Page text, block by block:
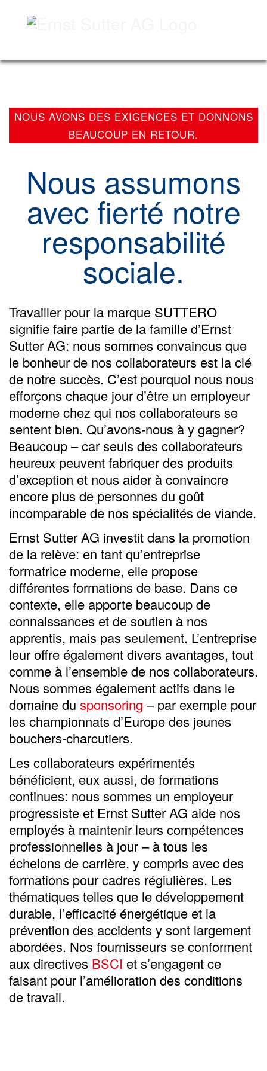
Skip
(Press
Skip
content
NOUS AVONS DES EXIGENCES ET DONNONS
BEAUCOUP EN RETOUR.
Nous assumons
avec fierté notre
responsabilité
sociale.
Travailler pour la marque SUTTERO
signifie faire partie de la famille d’Ernst
Sutter AG: nous sommes convaincus que
le bonheur de nos collaborateurs est la clé
de notre succès. C’est pourquoi nous nous
efforçons chaque jour d’être un employeur
moderne chez qui nos collaborateurs se
sentent bien. Qu’avons-nous à y gagner?
Beaucoup – car seuls des collaborateurs
heureux peuvent fabriquer des produits
d’exception et nous aider à convaincre
encore plus de personnes du goût
incomparable de nos spécialités de viande.
Ernst Sutter AG investit dans la promotion
de la relève: en tant qu’entreprise
formatrice moderne, elle propose
différentes formations de base. Dans ce
contexte, elle apporte beaucoup de
connaissances et de soutien à nos
apprentis, mais pas seulement. L’entreprise
leur offre également divers avantages, tout
comme à l’ensemble de nos collaborateurs.
Nous sommes également actifs dans le
domaine du sponsoring – par exemple pour
les championnats d’Europe des jeunes
bouchers-charcutiers.
Les collaborateurs expérimentés
bénéficient, eux aussi, de formations
continues: nous sommes un employeur
progressiste et Ernst Sutter AG aide nos
employés à maintenir leurs compétences
professionnelles à jour – à tous les
échelons de carrière, y compris avec des
formations pour cadres régiulières. Les
thématiques telles que le développement
durable, l’efficacité énergétique et la
prévention des accidents y sont largement
abordées. Nos fournisseurs se conforment
aux directives BSCI et s’engagent ce
faisant pour l’amélioration des conditions
de travail.